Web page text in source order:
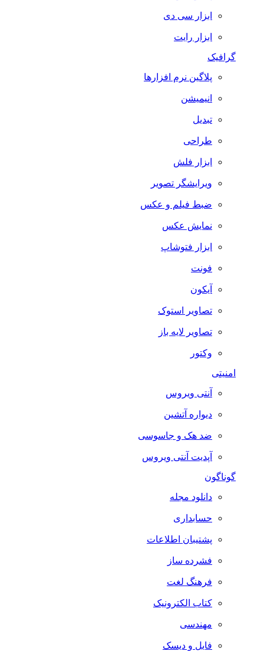
ابزار سی دی
ابزار رایت
گرافیک
پلاگین نرم افزارها
انیمیشن
تبدیل
طراحی
ابزار فلش
ویرایشگر تصویر
ضبط فيلم و عكس
نمایش عکس
ابزار فتوشاپ
فونت
آیکون
تصاویر استوک
تصاویر لایه باز
وکتور
امنیتی
آنتی ویروس
دیواره آتشین
ضد هک و جاسوسی
آپدیت آنتی ویروس
گوناگون
دانلود مجله
حسابداری
پشتیبان اطلاعات
فشرده ساز
فرهنگ لغت
کتاب الکترونیک
مهندسی
فایل و دیسک